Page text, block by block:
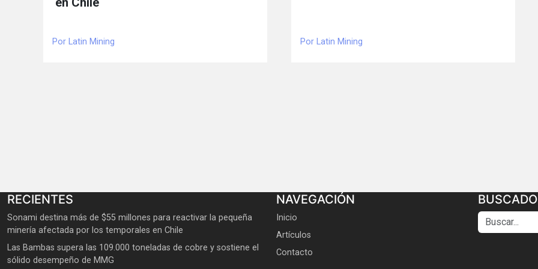
Por Latin Mining Por Latin Mining
Buscar...
NAVEGACIÓN
Inicio
Artículos
Contacto
RECIENTES
Sonami destina más de $55 millones para reactivar la pequeña
minería afectada por los temporales en Chile
Las Bambas supera las 109.000 toneladas de cobre y sostiene el
sólido desempeño de MMG